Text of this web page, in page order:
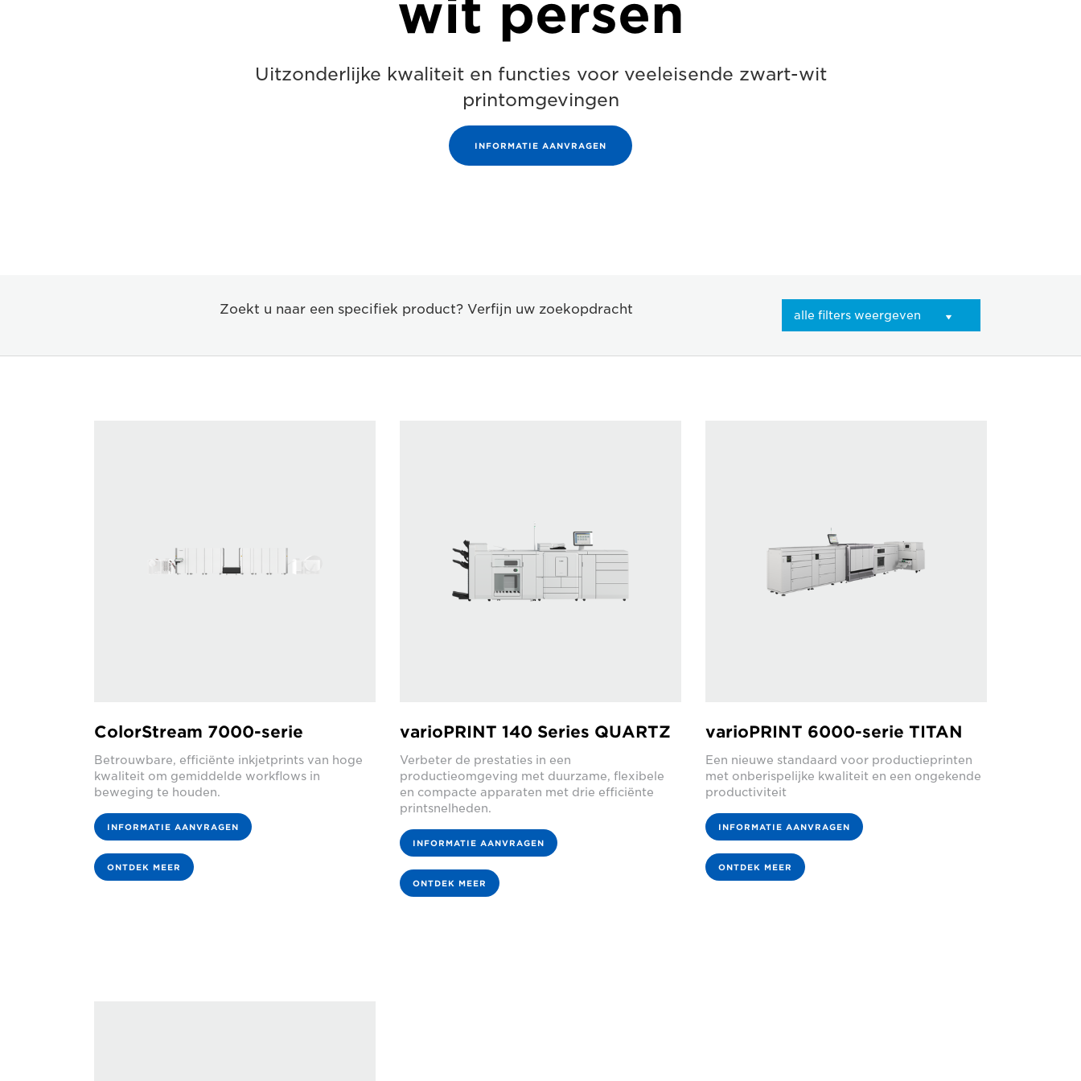
wit persen
Uitzonderlijke kwaliteit en functies voor veeleisende zwart-wit
printomgevingen
INFORMATIE AANVRAGEN
Zoekt u naar een specifiek product? Verfijn uw zoekopdracht alle filters weergeven
ColorStream 7000-serie
Betrouwbare, efficiënte inkjetprints van hoge
kwaliteit om gemiddelde workflows in
beweging te houden.
INFORMATIE AANVRAGEN
ONTDEK MEER
varioPRINT 140 Series QUARTZ
Verbeter de prestaties in een
productieomgeving met duurzame, flexibele
en compacte apparaten met drie efficiënte
printsnelheden.
INFORMATIE AANVRAGEN
ONTDEK MEER
varioPRINT 6000-serie TITAN
Een nieuwe standaard voor productieprinten
met onberispelijke kwaliteit en een ongekende
productiviteit
INFORMATIE AANVRAGEN
ONTDEK MEER